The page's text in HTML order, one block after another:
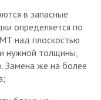
в запасные
определяется по
над плоскостью
нужной толщины,
Замена же на более